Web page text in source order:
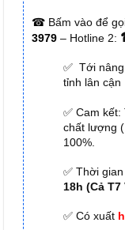
☎ Bấm vào để
3979 – Hotline 2:
✅ Tới
tỉnh lân cận
✅ Cam
chất lượng
100%.
✅ Thời
18h (Cả T7
✅ Có xuất